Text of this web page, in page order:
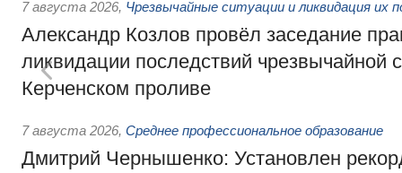
7 августа 2026, Чрезвычайные ситуации и ликвидация их
Александр Козлов провёл заседание
ликвидации последствий чрезвычайной
Керченском проливе
7 августа 2026, Среднее профессиональное образование
Дмитрий Чернышенко: Установлен